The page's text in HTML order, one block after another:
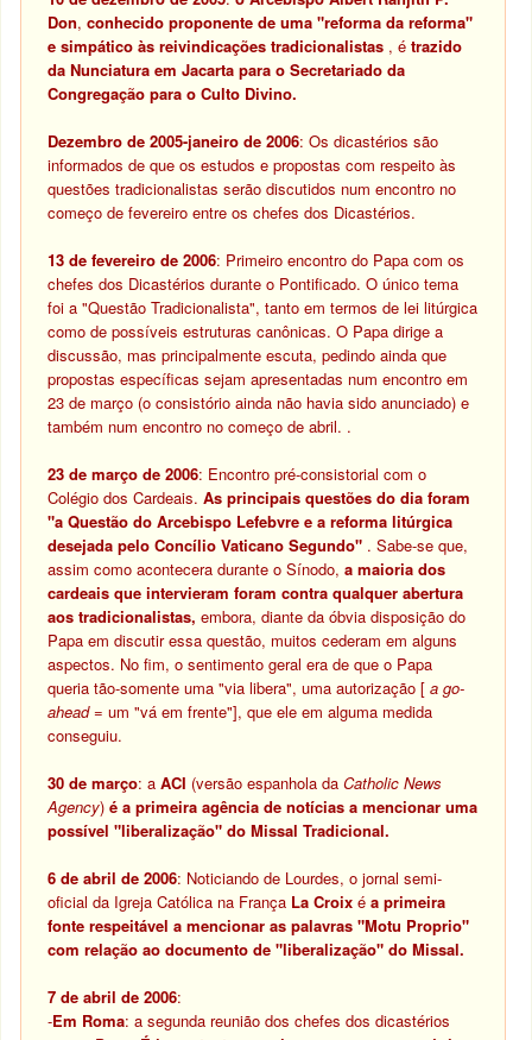
Don,conhecido proponente de uma "reforma da reforma"
e simpático às reivindicações tradicionalistas , étrazido
da Nunciatura em Jacarta para o Secretariado da
Congregação para o Culto Divino.
Dezembro de 2005-janeiro de 2006: Os dicastérios são
informados de que os estudos e propostas com respeito às
questões tradicionalistas serão discutidos num encontro no
começo de fevereiro entre os chefes dos Dicastérios.
13 de fevereiro de 2006: Primeiro encontro do Papa com os
chefes dos Dicastérios durante o Pontificado. O único tema
foi a "Questão Tradicionalista", tanto em termos de lei litúrgica
como de possíveis estruturas canônicas. O Papa dirige a
discussão, mas principalmente escuta, pedindo ainda que
propostas específicas sejam apresentadas num encontro em
23 de março (o consistório ainda não havia sido anunciado) e
também num encontro no começo de abril. .
23 de março de 2006: Encontro pré-consistorial com o
Colégio dos Cardeais.As principais questões do dia foram
"a Questão do Arcebispo Lefebvre e a reforma litúrgica
desejada pelo Concílio Vaticano Segundo" . Sabe-se que,
assim como acontecera durante o Sínodo,a maioria dos
cardeais que intervieram foram contra qualquer abertura
aos tradicionalistas, embora, diante da óbvia disposição do
Papa em discutir essa questão, muitos cederam em alguns
aspectos. No fim, o sentimento geral era de que o Papa
queria tão-somente uma "via libera", uma autorização [a go-
ahead= um "vá em frente"], que ele em alguma medida
conseguiu.
30 de março: aACI (versão espanhola daCatholic News
Agency)é a primeira agência de notícias a mencionar uma
possível "liberalização" do Missal Tradicional.
6 de abril de 2006: Noticiando de Lourdes, o jornal semi-
oficial da Igreja Católica na França La Croix éa primeira
fonte respeitável a mencionar as palavras "Motu Proprio"
com relação ao documento de "liberalização" do Missal.
7 de abril de 2006:
-Em Roma: a segunda reunião dos chefes dos dicastérios